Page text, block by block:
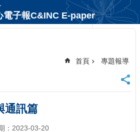
電子報C&INC E-paper
首頁 專題報導
通訊篇
：2023-03-20